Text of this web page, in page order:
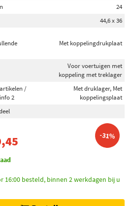
24
44,6 x 36
Met koppelingdrukplaat
Voor voertuigen met
koppeling met treklager
/
2
Met druklager, Met
koppelingsplaat
-31%
16:00 besteld, binnen 2 werkdagen bij u